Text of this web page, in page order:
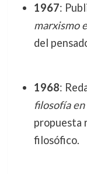
1967:
marxismo
del
1968:
filosofía
propuesta
filosófico.